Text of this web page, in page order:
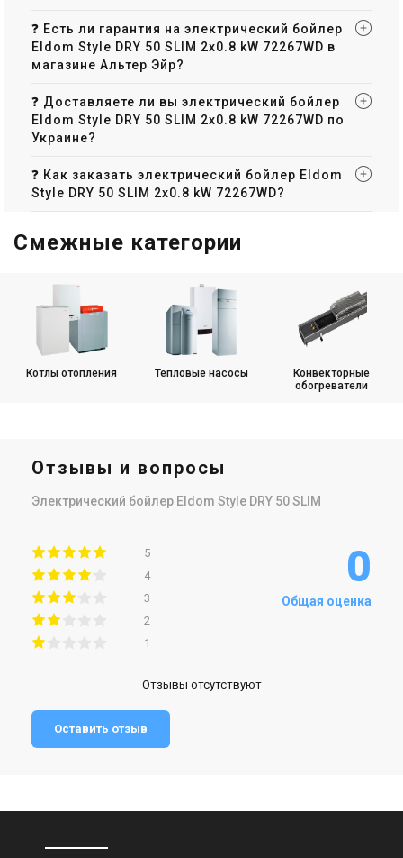
❓ Есть ли гарантия на электрический бойлер
Eldom Style DRY 50 SLIM 2x0.8 kW 72267WD в
магазине Альтер Эйр?
❓ Доставляете ли вы электрический бойлер
Eldom Style DRY 50 SLIM 2x0.8 kW 72267WD по
Украине?
❓ Как заказать электрический бойлер Eldom
Style DRY 50 SLIM 2x0.8 kW 72267WD?
Смежные категории
Котлы отопления Тепловые насосы
Конвекторные
обогреватели
Отзывы и вопросы
Электрический бойлер Eldom Style DRY 50 SLIM
5
4
3
2
1
0
Общая оценка
Отзывы отсутствуют
Оставить отзыв